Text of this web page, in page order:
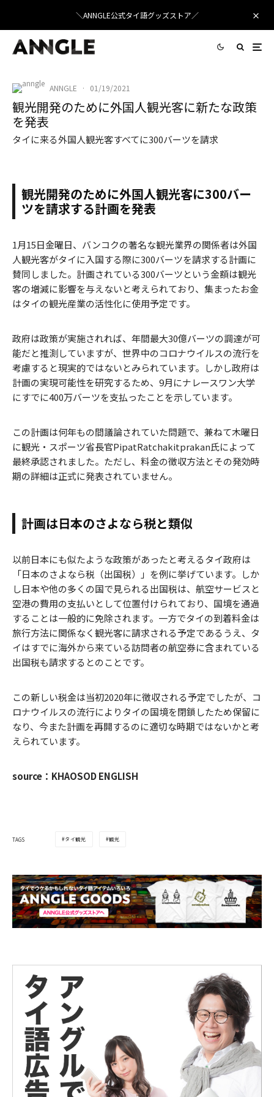
＼ANNGLE公式タイ語グッズストア／
ANNGLE · 01/19/2021
観光開発のために外国人観光客に新たな政策
を発表
タイに来る外国人観光客すべてに300バーツを請求
観光開発のために外国人観光客に300バー
ツを請求する計画を発表
1月15日金曜日、バンコクの著名な観光業界の関係者は外国
人観光客がタイに入国する際に300バーツを請求する計画に
賛同しました。計画されている300バーツという金額は観光
客の増減に影響を与えないと考えられており、集まったお金
はタイの観光産業の活性化に使用予定です。
政府は政策が実施されれば、年間最大30億バーツの調達が可
能だと推測していますが、世界中のコロナウイルスの流行を
考慮すると現実的ではないとみられています。しかし政府は
計画の実現可能性を研究するため、9月にナレースワン大学
にすでに400万バーツを支払ったことを示しています。
この計画は何年もの間議論されていた問題で、兼ねて木曜日
に観光・スポーツ省長官PipatRatchakitprakan氏によって
最終承認されました。ただし、料金の徴収方法とその発効時
期の詳細は正式に発表されていません。
計画は日本のさよなら税と類似
以前日本にも似たような政策があったと考えるタイ政府は
「日本のさよなら税（出国税）」を例に挙げています。しか
し日本や他の多くの国で見られる出国税は、航空サービスと
空港の費用の支払いとして位置付けられており、国境を通過
することは一般的に免除されます。一方でタイの到着料金は
旅行方法に関係なく観光客に請求される予定であるうえ、タ
イはすでに海外から来ている訪問者の航空券に含まれている
出国税も請求するとのことです。
この新しい税金は当初2020年に徴収される予定でしたが、コ
ロナウイルスの流行によりタイの国境を閉鎖したため保留に
なり、今また計画を再開するのに適切な時期ではないかと考
えられています。
source：KHAOSOD ENGLISH
TAGS タイ観光 観光